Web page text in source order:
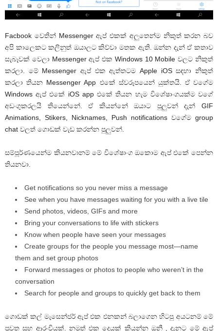
Facbook වෙතින් Messenger ඇප් එකක් අලුතෙන්ම නිකුත් කරන බව
අපි කාලෙකට කලිනුත් ඔයාලට කිව්වා මතක ඇති. ඔන්න දැන් ඒ කතාව
සැබෑවක් වෙලා Messenger ඇප් එක Windows 10 Mobile වලට නිකුත්
කරලා. මේ Messenger ඇප් එක ඇත්තටම Apple iOS සඳහා නිකුත්
කරලා තියන Messenger App එකේ ස්වරූපයෙන් යුක්තයි. ඒ වගේම
Windows ඇප් එකේ iOS app එකේ තියන හැම විශේෂාංගයක්ම වගේ
අඩංගුකරලයි තියෙන්නේ. ඒ කියන්නේ ඔයාට පුලුවන් දැන් GIF
Animations, Stikers, Nicknames, Push notifications වගේම group
chat වලත් ගොඩක් වැඩ කරන්න පුලුවන්.
සම්පූර්ණයෙන්ම කියනවානම් මේ විශේෂාංග ඔකොම ඇප් එකේ පෙන්න
තියනවා.
Get notifications so you never miss a message
See when you have messages waiting for you with a live tile
Send photos, videos, GIFs and more
Bring your conversations to life with stickers
Know when people have seen your messages
Create groups for the people you message most—name
them and set group photos
Forward messages or photos to people who weren’t in the
conversation
Search for people and groups to quickly get back to them
ගොඩක් කල් මැසෙන්ජර් ඇප් එක එනකන් බලාගෙන හිටපු අයටනම් මේ
පුවත සුභ ආරංචියක්. නමුත් එක දෙයක් කියන්න ඔනී , දැනට මේ ඇප්